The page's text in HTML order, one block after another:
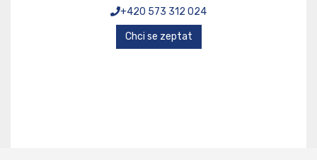
+420 573 312 024
Chci se zeptat